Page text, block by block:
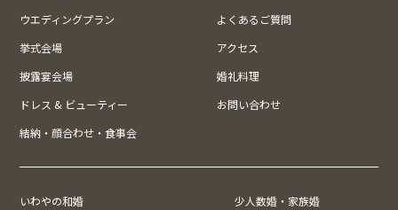
ウエディングプラン
よくあるご質問
挙式会場
アクセス
披露宴会場
婚礼料理
ドレス & ビューティー
お問い合わせ
結納・顔合わせ・食事会
いわやの和婚
少人数婚・家族婚